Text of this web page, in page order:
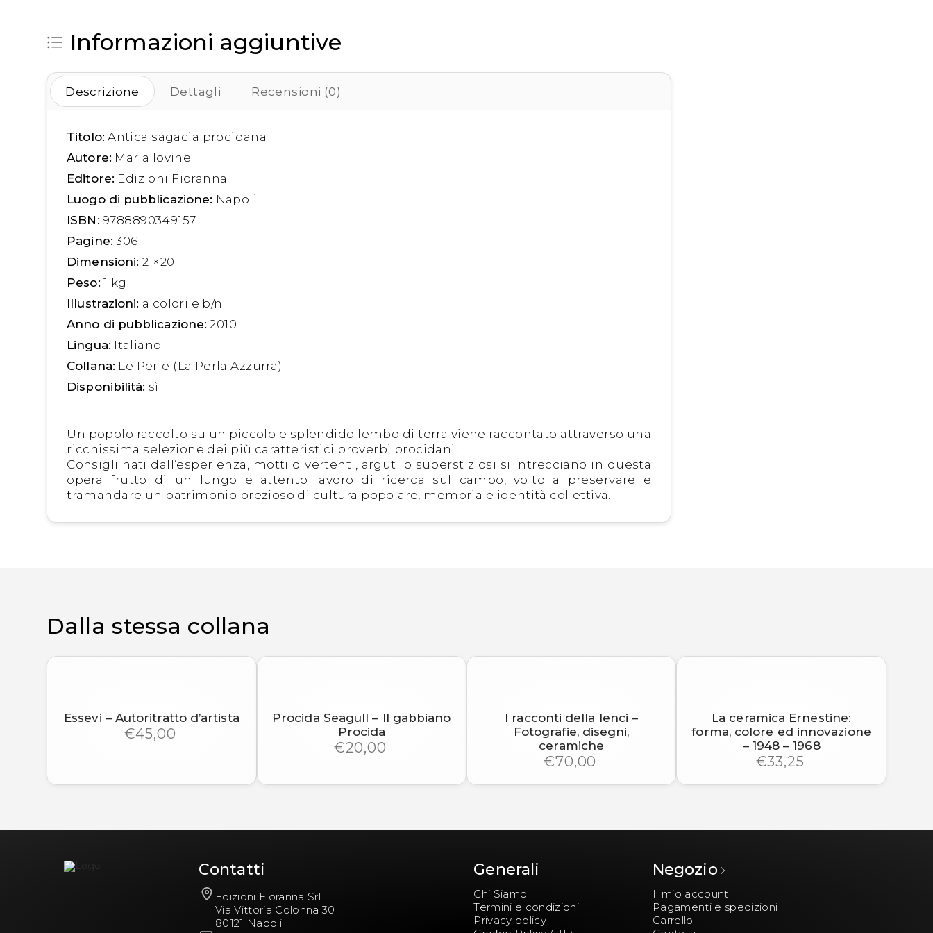
Informazioni aggiuntive
Descrizione Dettagli Recensioni (0)
Titolo: Antica sagacia procidana
Autore: Maria Iovine
Editore: Edizioni Fioranna
Luogo di pubblicazione: Napoli
ISBN: 9788890349157
Pagine: 306
Dimensioni: 21×20
Peso: 1 kg
Illustrazioni: a colori e b/n
Anno di pubblicazione: 2010
Lingua: Italiano
Collana: Le Perle (La Perla Azzurra)
Disponibilità: sì
Un popolo raccolto su un piccolo e splendido lembo di terra viene raccontato attraverso una
ricchissima selezione dei più caratteristici proverbi procidani.
Consigli nati dall’esperienza, motti divertenti, arguti o superstiziosi si intrecciano in questa
opera frutto di un lungo e attento lavoro di ricerca sul campo, volto a preservare e
tramandare un patrimonio prezioso di cultura popolare, memoria e identità collettiva.
Dalla stessa collana
Essevi – Autoritratto d’artista
€45,00
Procida Seagull – Il gabbiano
Procida
€20,00
I racconti della lenci –
Fotografie, disegni,
ceramiche
€70,00
La ceramica Ernestine:
forma, colore ed innovazione
– 1948 – 1968
€33,25
Contatti
Edizioni Fioranna Srl
Via Vittoria Colonna 30
80121 Napoli
Generali
Chi Siamo
Termini e condizioni
Privacy policy
Negozio
Il mio account
Pagamenti e spedizioni
Carrello